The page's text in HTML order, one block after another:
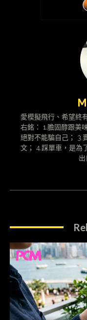
愛模擬飛行、希望終
右銘： 1.膽固醇跟美
絕對不能騙自己； 3.
文； 4.踩單車，是為
出